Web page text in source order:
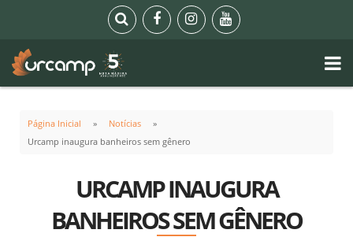
Página Inicial
Notícias
Urcamp inaugura banheiros sem gênero
URCAMP INAUGURA
BANHEIROS SEM GÊNERO